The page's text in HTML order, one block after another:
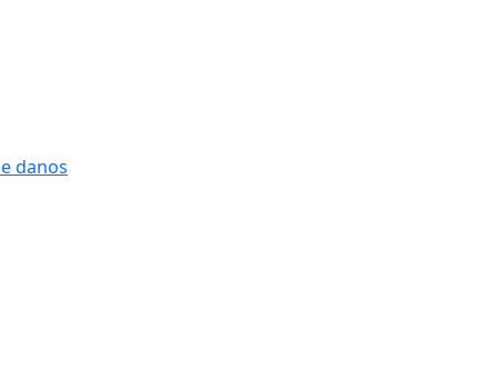
danos